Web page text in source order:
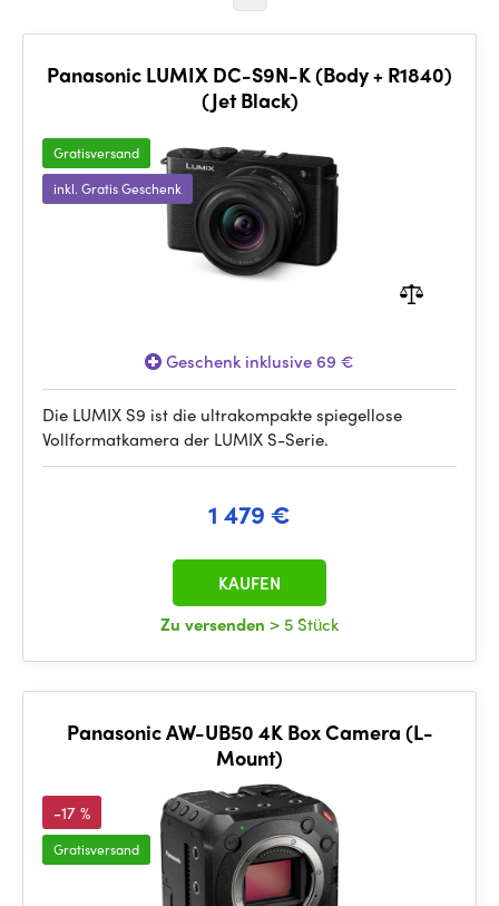
Panasonic LUMIX DC-S9N-K (Body + R1840)
(Jet Black)
Gratisversand
inkl. Gratis Geschenk
Geschenk inklusive 69 €
Die LUMIX S9 ist die ultrakompakte spiegellose
Vollformatkamera der LUMIX S-Serie.
1 479 €
Zu versenden > 5 Stück
KAUFEN
Panasonic AW-UB50 4K Box Camera (L-
Mount)
-17 %
Gratisversand